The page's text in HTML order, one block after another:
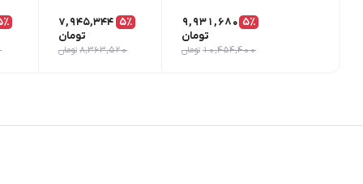
5٪ 9,931,680
تومان
10,454,400 تومان
5٪ 7,945,344
تومان
8,363,520 تومان